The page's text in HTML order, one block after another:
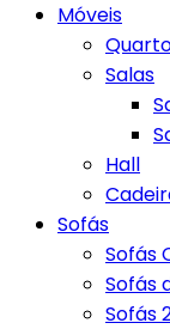
Móveis
Salas
Hall
Sofás
Sofás
Sofás
Sofás